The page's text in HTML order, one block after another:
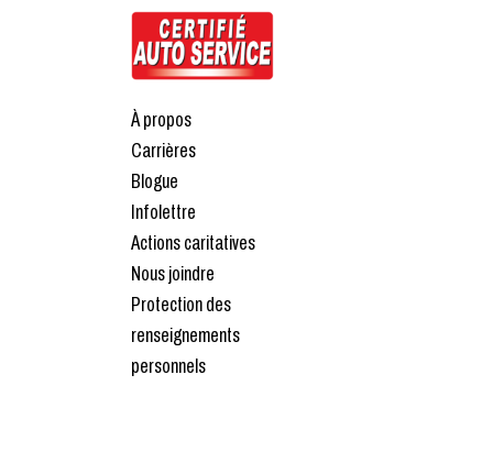
À propos
Carrières
Blogue
Infolettre
Actions caritatives
Nous joindre
Protection des
renseignements
personnels